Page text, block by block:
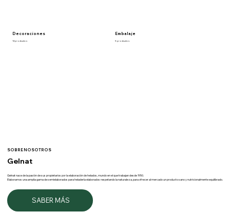
Decoraciones
12 productos
Embalaje
5 productos
SOBRE NOSOTROS
Gelnat
Gelnat nace de la pasión de sus propietarios por la elaboración de helados, mundo en el que trabajan desde 1950.
Elaboramos una amplia gama de semielaborados para heladería elaborados respetando la naturaleza, para ofrecer al mercado un producto sano y nutricionalmente equilibrado.
SABER MÁS